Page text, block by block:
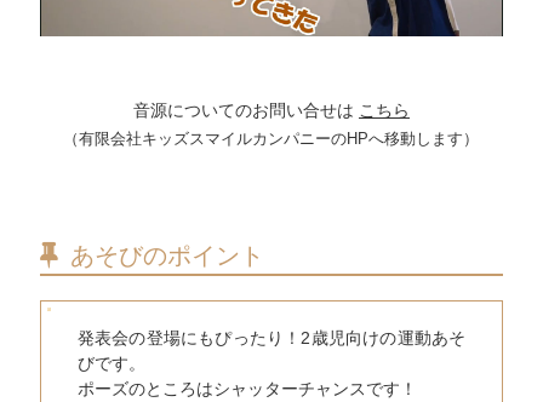
Video
音源についてのお問い合せは こちら
（有限会社キッズスマイルカンパニーのHPへ移動します）
あそびのポイント
発表会の登場にもぴったり！2歳児向けの運動あそ
びです。
ポーズのところはシャッターチャンスです！